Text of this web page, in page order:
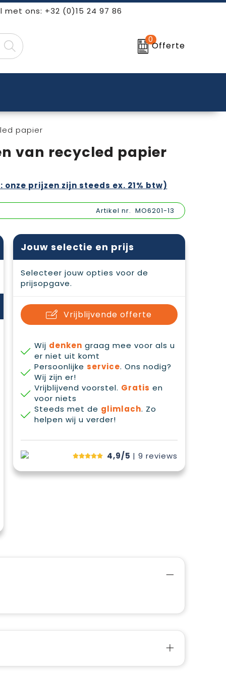
met ons: +32 (0)15 24 97 86
0
Offerte
papier
van recycled papier
prijzen zijn steeds ex. 21% btw)
Artikel nr. MO6201-13
Jouw selectie en prijs
Selecteer jouw opties voor de
prijsopgave.
Vrijblijvende offerte
Wij denken graag mee voor als u
er niet uit komt
Persoonlijke service. Ons nodig?
Wij zijn er!
Vrijblijvend voorstel. Gratis en
voor niets
Steeds met de glimlach. Zo
helpen wij u verder!
4,9/5 | 9 reviews